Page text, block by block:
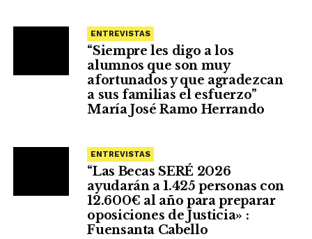
ENTREVISTAS
“Siempre les digo a los
alumnos que son muy
afortunados y que agradezcan
a sus familias el esfuerzo”
María José Ramo Herrando
ENTREVISTAS
“Las Becas SERÉ 2026
ayudarán a 1.425 personas con
12.600€ al año para preparar
oposiciones de Justicia» :
Fuensanta Cabello